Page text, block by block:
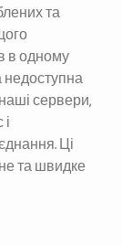
та
в одному
недоступна
сервери,
Ці
та швидке